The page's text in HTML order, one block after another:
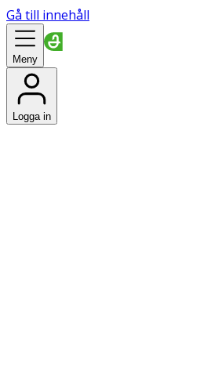
Gå till innehåll
Meny
Logga in